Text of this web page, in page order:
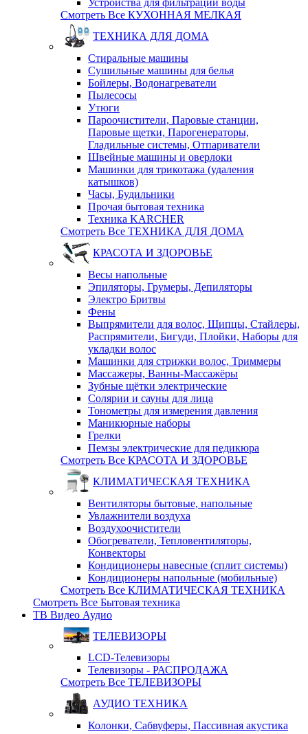
Устройства для фильтрации воды
Смотреть Все КУХОННАЯ МЕЛКАЯ
ТЕХНИКА ДЛЯ ДОМА
Стиральные машины
Сушильные машины для белья
Бойлеры, Водонагреватели
Пылесосы
Утюги
Пароочистители, Паровые станции,
Паровые щетки, Парогенераторы,
Гладильные системы, Отпариватели
Швейные машины и оверлоки
Машинки для трикотажа (удаления
катышков)
Часы, Будильники
Прочая бытовая техника
Техника KARCHER
Смотреть Все ТЕХНИКА ДЛЯ ДОМА
КРАСОТА И ЗДОРОВЬЕ
Весы напольные
Эпиляторы, Грумеры, Депиляторы
Электро Бритвы
Фены
Выпрямители для волос, Щипцы, Стайлеры,
Распрямители, Бигуди, Плойки, Наборы для
укладки волос
Машинки для стрижки волос, Триммеры
Массажеры, Ванны-Массажёры
Зубные щётки электрические
Солярии и сауны для лица
Тонометры для измерения давления
Маникюрные наборы
Грелки
Пемзы электрические для педикюра
Смотреть Все КРАСОТА И ЗДОРОВЬЕ
КЛИМАТИЧЕСКАЯ ТЕХНИКА
Вентиляторы бытовые, напольные
Увлажнители воздуха
Воздухоочистители
Обогреватели, Тепловентиляторы,
Конвекторы
Кондиционеры навесные (сплит системы)
Кондиционеры напольные (мобильные)
Смотреть Все КЛИМАТИЧЕСКАЯ ТЕХНИКА
Смотреть Все Бытовая техника
ТВ Видео Аудио
ТЕЛЕВИЗОРЫ
LCD-Телевизоры
Телевизоры - РАСПРОДАЖА
Смотреть Все ТЕЛЕВИЗОРЫ
АУДИО ТЕХНИКА
Колонки, Сабвуферы, Пассивная акустика